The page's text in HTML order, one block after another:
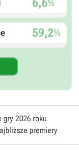
6,6%
59,2%
gry 2026 roku
premiery